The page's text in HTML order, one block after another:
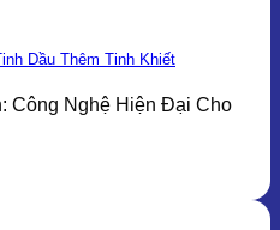
Dầu Thêm Tinh Khiết
Công Nghệ Hiện Đại Cho